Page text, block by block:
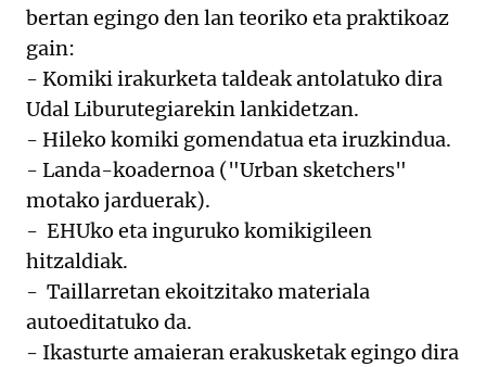
bertan egingo den lan teoriko eta praktikoaz
gain:
- Komiki irakurketa taldeak antolatuko dira
Udal Liburutegiarekin lankidetzan.
- Hileko komiki gomendatua eta iruzkindua.
- Landa-koadernoa ("Urban sketchers"
motako jarduerak).
- EHUko eta inguruko komikigileen
hitzaldiak.
- Taillarretan ekoitzitako materiala
autoeditatuko da.
- Ikasturte amaieran erakusketak egingo dira